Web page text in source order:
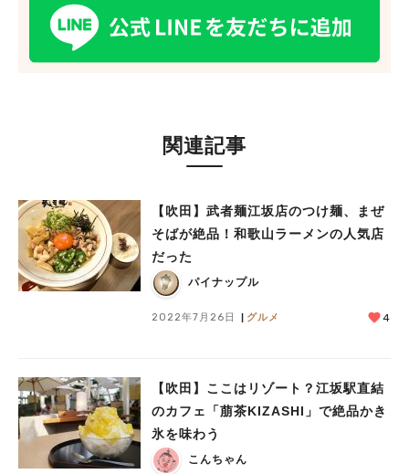
関連記事
【吹田】武者麺江坂店のつけ麺、まぜ
そばが絶品！和歌山ラーメンの人気店
だった
パイナップル
2022年7月26日 グルメ 4
【吹田】ここはリゾート？江坂駅直結
のカフェ「萠茶KIZASHI」で絶品かき
氷を味わう
こんちゃん